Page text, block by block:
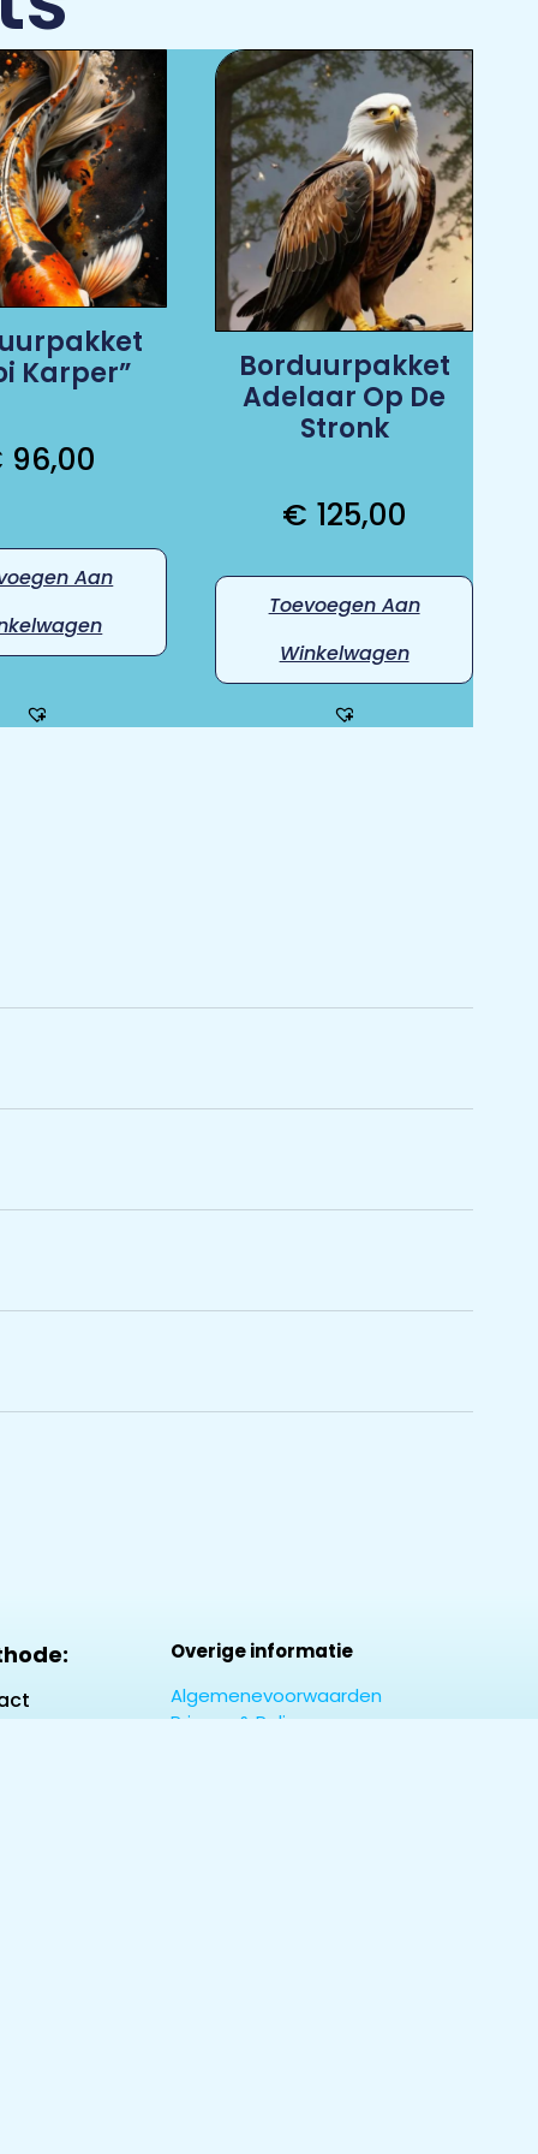
Karper”
96,00
Aan
Borduurpakket
Adelaar Op De
Stronk
€ 125,00
Toevoegen Aan
Winkelwagen
Overige informatie
Algemenevoorwaarden
Privacy & Policy